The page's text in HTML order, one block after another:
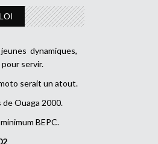
dynamiques,
servir.
serait un atout.
Ouaga 2000.
BEPC.